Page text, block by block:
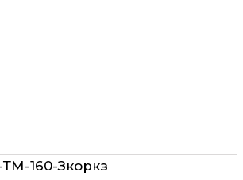
ТМ-160-Зкоркз